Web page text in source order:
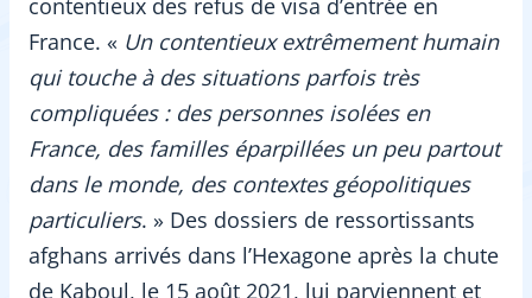
France. « Un contentieux extrêmement humain
qui touche à des situations parfois très
compliquées : des personnes isolées en
France, des familles éparpillées un peu partout
dans le monde, des contextes géopolitiques
particuliers. » Des dossiers de ressortissants
afghans arrivés dans l’Hexagone après la chute
de Kaboul, le 15 août 2021, lui parviennent et